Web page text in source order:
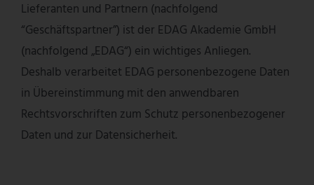
Lieferanten und Partnern (nachfolgend
“Geschäftspartner”) ist der EDAG Akademie GmbH
(nachfolgend „EDAG“) ein wichtiges Anliegen.
Deshalb verarbeitet EDAG personenbezogene Daten
in Übereinstimmung mit den anwendbaren
Rechtsvorschriften zum Schutz personenbezogener
Daten und zur Datensicherheit.